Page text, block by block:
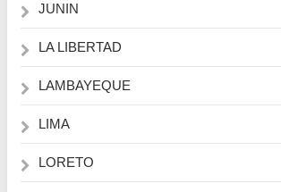
JUNIN
LA LIBERTAD
LAMBAYEQUE
LIMA
LORETO